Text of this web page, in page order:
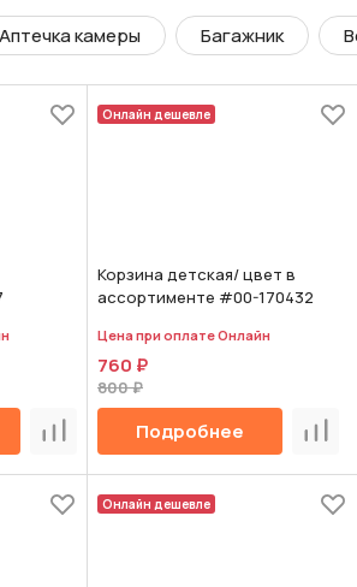
Аптечка камеры Багажник
Сравнить
Онлайн дешевле
Корзина детская/ цвет в
ассортименте #00-170432
Цена при оплате Онлайн
760 ₽
800 ₽
Подробнее
Онлайн дешевле